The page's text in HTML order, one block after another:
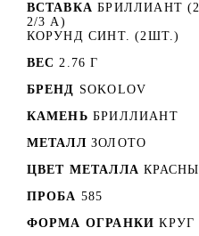
ВСТАВКА БРИЛЛИАНТ
2/3 A)
КОРУНД СИНТ. (2ШТ.)
ВЕС 2.76 Г
БРЕНД SOKOLOV
КАМЕНЬ БРИЛЛИАНТ
МЕТАЛЛ ЗОЛОТО
ЦВЕТ МЕТАЛЛА
ПРОБА 585
ФОРМА ОГРАНКИ КРУГ